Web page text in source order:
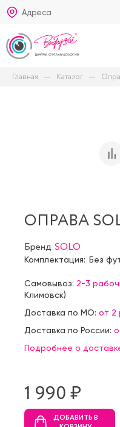
Адреса
Главная Каталог
ОПРАВА
Бренд:SOLO
Комплектация: Без
Самовывоз: 2-3
Климовск)
Доставка по МО: от 2
Доставка по России:
Подробнее о
1 990 ₷
ДОБАВИТЬ В